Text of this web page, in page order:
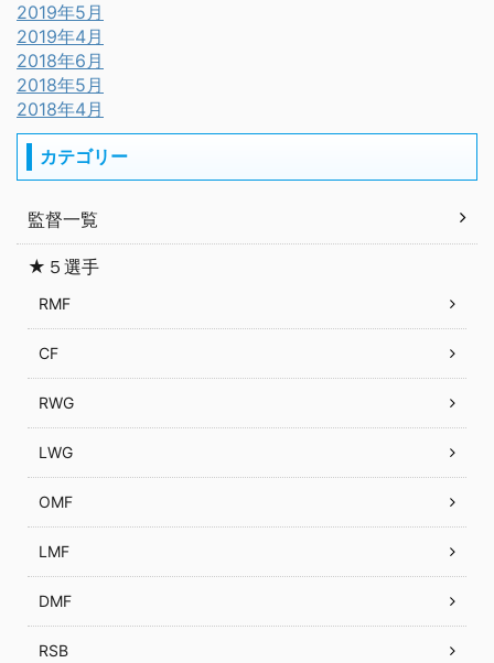
2019年5月
2019年4月
2018年6月
2018年5月
2018年4月
カテゴリー
監督一覧
★５選手
RMF
CF
RWG
LWG
OMF
LMF
DMF
RSB